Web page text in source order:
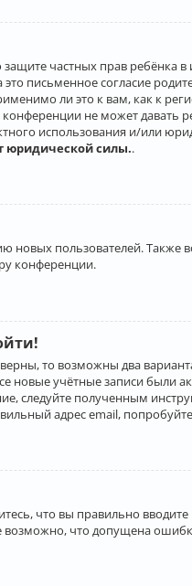
защите частных прав
письменное согласие
ли это к вам, как к
не может
использования и/или
юридической силы..
пользователей.
конференции.
то возможны два
новые учётные записи были
следуйте полученным
адрес email,
что вы правильно
что допущена